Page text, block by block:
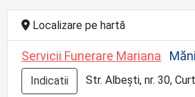
Localizare pe hartă
Servicii Funerare Mariana
Indicatii
Str. Albești, nr. 30,